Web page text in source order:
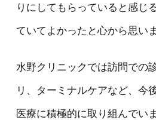
りにしてもらっていると感じ
ていてよかったと心から思いま
水野クリニックでは訪問での
リ、ターミナルケアなど、今
医療に積極的に取り組んでい